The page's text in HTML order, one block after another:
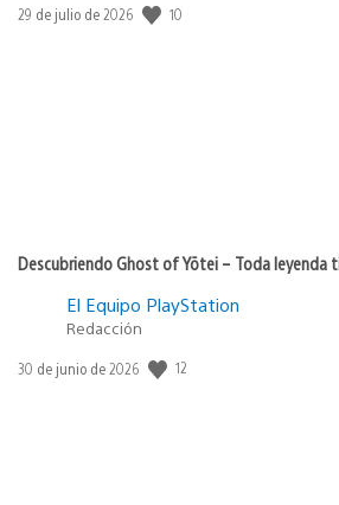
Fecha
29 de julio de 2026 10
Descubriendo Ghost of Yōtei – Toda leyenda
El Equipo PlayStation
Redacción
Fecha
30 de junio de 2026 12